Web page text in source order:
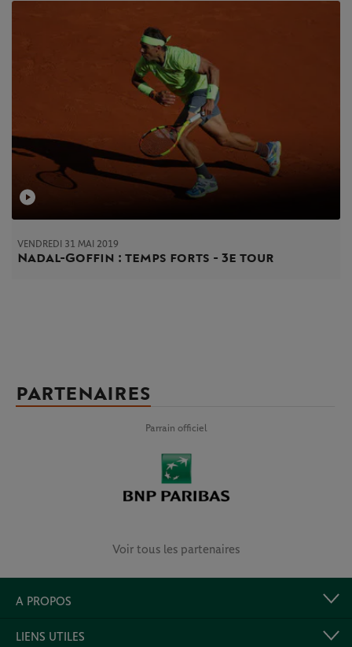
VENDREDI 31 MAI 2019
Nadal-Goffin : temps forts - 3e tour
PARTENAIRES
Parrain officiel
Voir tous les partenaires
A PROPOS
LIENS UTILES